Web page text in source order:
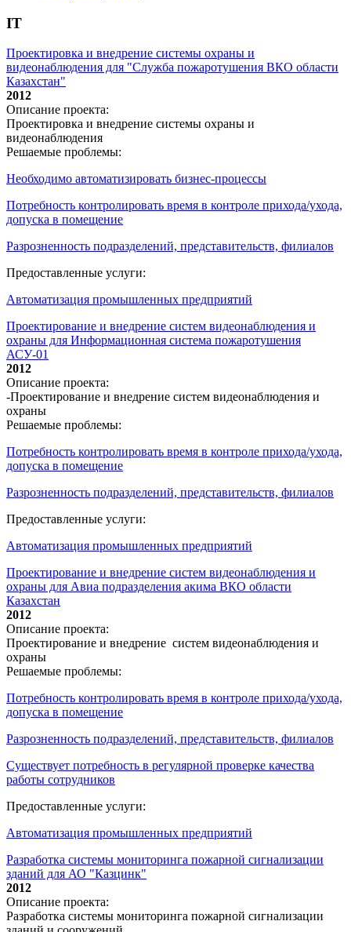
IT
Проектировка и внедрение системы охраны и
видеонаблюдения для "Служба пожаротушения ВКО области
Казахстан"
2012
Описание проекта:
Проектировка и внедрение системы охраны и
видеонаблюдения
Решаемые проблемы:
Необходимо автоматизировать бизнес-процессы
Потребность контролировать время в контроле прихода/ухода,
допуска в помещение
Разрозненность подразделений, представительств, филиалов
Предоставленные услуги:
Автоматизация промышленных предприятий
Проектирование и внедрение систем видеонаблюдения и
охраны для Информационная система пожаротушения
АСУ-01
2012
Описание проекта:
-Проектирование и внедрение систем видеонаблюдения и
охраны
Решаемые проблемы:
Потребность контролировать время в контроле прихода/ухода,
допуска в помещение
Разрозненность подразделений, представительств, филиалов
Предоставленные услуги:
Автоматизация промышленных предприятий
Проектирование и внедрение систем видеонаблюдения и
охраны для Авиа подразделения акима ВКО области
Казахстан
2012
Описание проекта:
Проектирование и внедрение систем видеонаблюдения и
охраны
Решаемые проблемы:
Потребность контролировать время в контроле прихода/ухода,
допуска в помещение
Разрозненность подразделений, представительств, филиалов
Существует потребность в регулярной проверке качества
работы сотрудников
Предоставленные услуги:
Автоматизация промышленных предприятий
Разработка системы мониторинга пожарной сигнализации
зданий для АО "Казцинк"
2012
Описание проекта:
Разработка системы мониторинга пожарной сигнализации